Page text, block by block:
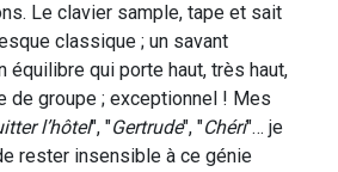
Le clavier sample, tape et sait
classique ; un savant
équilibre qui porte haut, très haut,
de groupe ; exceptionnel ! Mes
l’hôtel", "Gertrude", "Chéri"… je
rester insensible à ce génie